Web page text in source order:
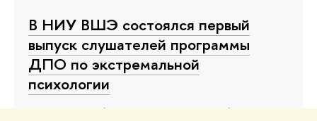
В НИУ ВШЭ состоялся первый
выпуск слушателей программы
ДПО по экстремальной
психологии
В конце декабря Вышка приняла у себя коллег из